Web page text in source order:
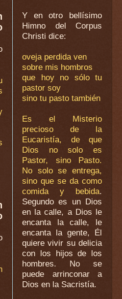
Y en otro bellísimo
Himno del Corpus
Christi dice:
oveja perdida ven
sobre mis hombros
que hoy no sólo tu
pastor soy
sino tu pasto también
Es el Misterio
precioso de la
Eucaristía, de que
Dios no solo es
Pastor, sino Pasto.
No solo se entrega,
sino que se da como
comida y bebida.
Segundo es un Dios
en la calle, a Dios le
encanta la calle, le
encanta la gente, Él
quiere vivir su delicia
con los hijos de los
hombres. No se
puede arrinconar a
Dios en la Sacristía.